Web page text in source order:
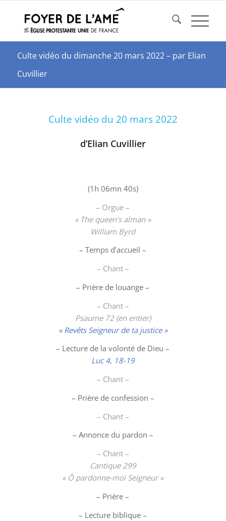
Culte vidéo du dimanche 20 mars 2022 – par Elian
Cuvillier
Culte vidéo du 20 mars 2022
d’Elian Cuvillier
(1h 06mn 40s)
– Orgue –
« The queen’s alman »
William Byrd
– Temps d’accueil –
– Chant –
– Prière de louange –
– Chant –
Psaume 72 (en entier)
« Revêts Seigneur de ta justice »
– Lecture de la volonté de Dieu –
Luc 4, 18-19
– Chant –
– Prière de confession –
– Chant –
– Annonce du pardon –
– Chant –
Cantique 299
« Ô pardonne-moi Seigneur »
– Prière –
– Lecture biblique –